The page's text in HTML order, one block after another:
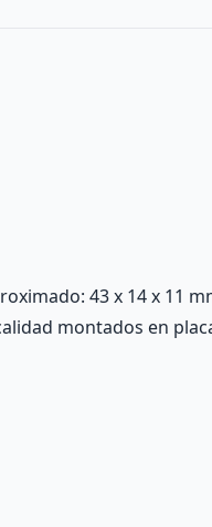
43 x 14 x 11
montados en